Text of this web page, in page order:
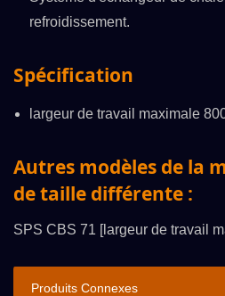
refroidissement.
Spécification
largeur de travail maximale
Autres modèles de la
de taille différente :
SPS CBS 71 [largeur de travail
Produits Connexes